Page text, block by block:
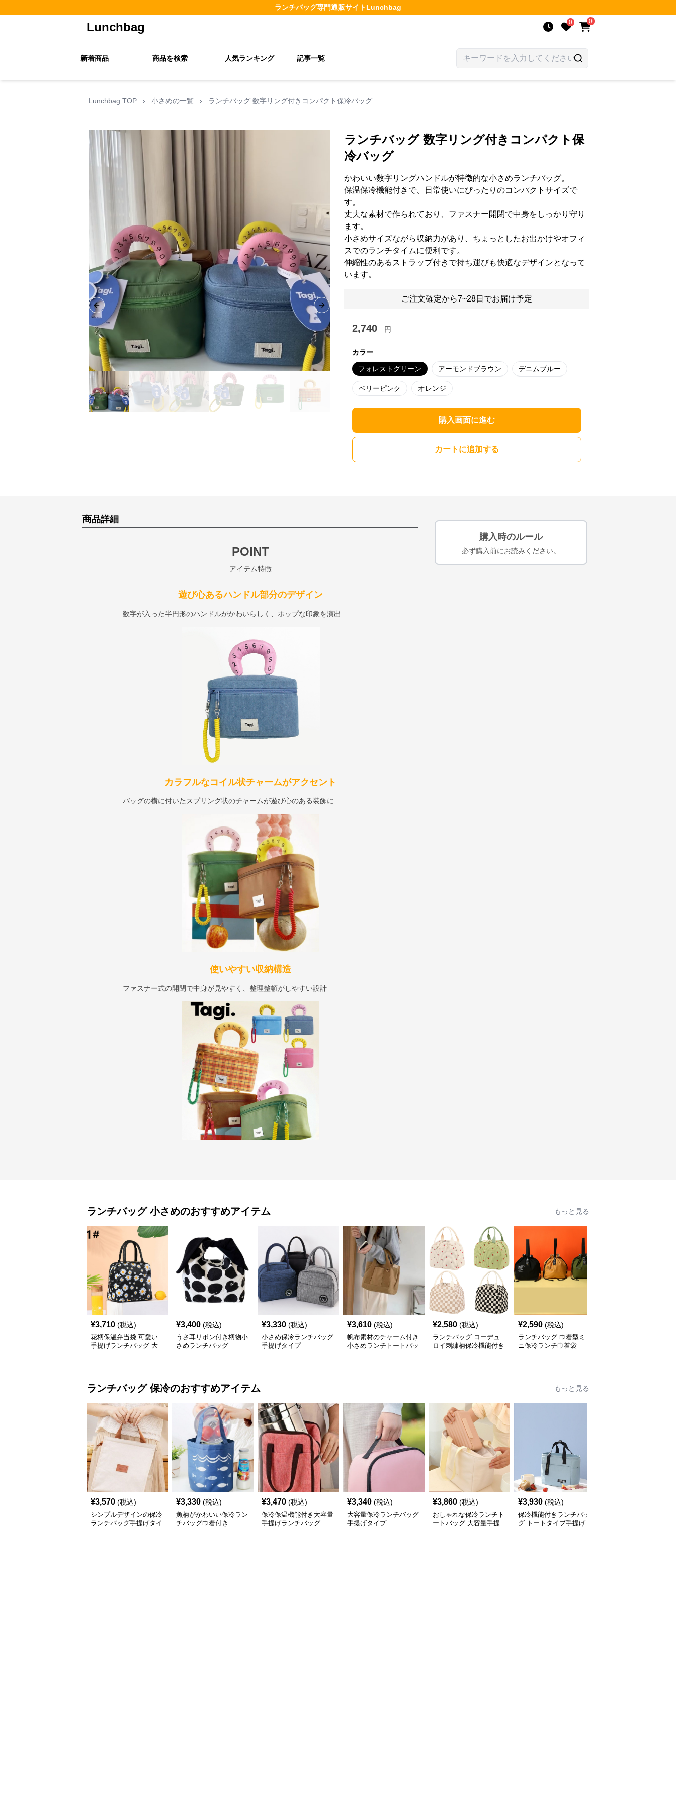
ランチバッグ専門通販サイトLunchbag
Lunchbag 0 0
新着商品 商品を検索 人気ランキング 記事一覧
Lunchbag TOP › 小さめの一覧 › ランチバッグ 数字リング付きコンパクト保冷バッグ
Previous slide Next slide
ランチバッグ 数字リング付きコンパクト保
冷バッグ
かわいい数字リングハンドルが特徴的な小さめランチバッグ。
保温保冷機能付きで、日常使いにぴったりのコンパクトサイズで
す。
丈夫な素材で作られており、ファスナー開閉で中身をしっかり守り
ます。
小さめサイズながら収納力があり、ちょっとしたお出かけやオフィ
スでのランチタイムに便利です。
伸縮性のあるストラップ付きで持ち運びも快適なデザインとなって
います。
ご注文確定から7~28日でお届け予定
2,740 円
カラー
フォレストグリーン アーモンドブラウン デニムブルー
ベリーピンク オレンジ
購入画面に進む
カートに追加する
商品詳細
POINT
アイテム特徴
遊び心あるハンドル部分のデザイン
数字が入った半円形のハンドルがかわいらしく、ポップな印象を演出
カラフルなコイル状チャームがアクセント
バッグの横に付いたスプリング状のチャームが遊び心のある装飾に
使いやすい収納構造
ファスナー式の開閉で中身が見やすく、整理整頓がしやすい設計
購入時のルール
必ず購入前にお読みください。
ランチバッグ 小さめのおすすめアイテム もっと見る
¥3,710 (税込)
花柄保温弁当袋 可愛い
手提げランチバッグ 大
¥3,400 (税込)
うさ耳リボン付き柄物小
さめランチバッグ
¥3,330 (税込)
小さめ保冷ランチバッグ
手提げタイプ
¥3,610 (税込)
帆布素材のチャーム付き
小さめランチトートバッ
¥2,580 (税込)
ランチバッグ コーデュ
ロイ刺繍柄保冷機能付き
¥2,590 (税込)
ランチバッグ 巾着型ミ
ニ保冷ランチ巾着袋
ランチバッグ 保冷のおすすめアイテム もっと見る
¥3,570 (税込)
シンプルデザインの保冷
ランチバッグ手提げタイ
¥3,330 (税込)
魚柄がかわいい保冷ラン
チバッグ巾着付き
¥3,470 (税込)
保冷保温機能付き大容量
手提げランチバッグ
¥3,340 (税込)
大容量保冷ランチバッグ
手提げタイプ
¥3,860 (税込)
おしゃれな保冷ランチト
ートバッグ 大容量手提
¥3,930 (税込)
保冷機能付きランチバッ
グ トートタイプ手提げ